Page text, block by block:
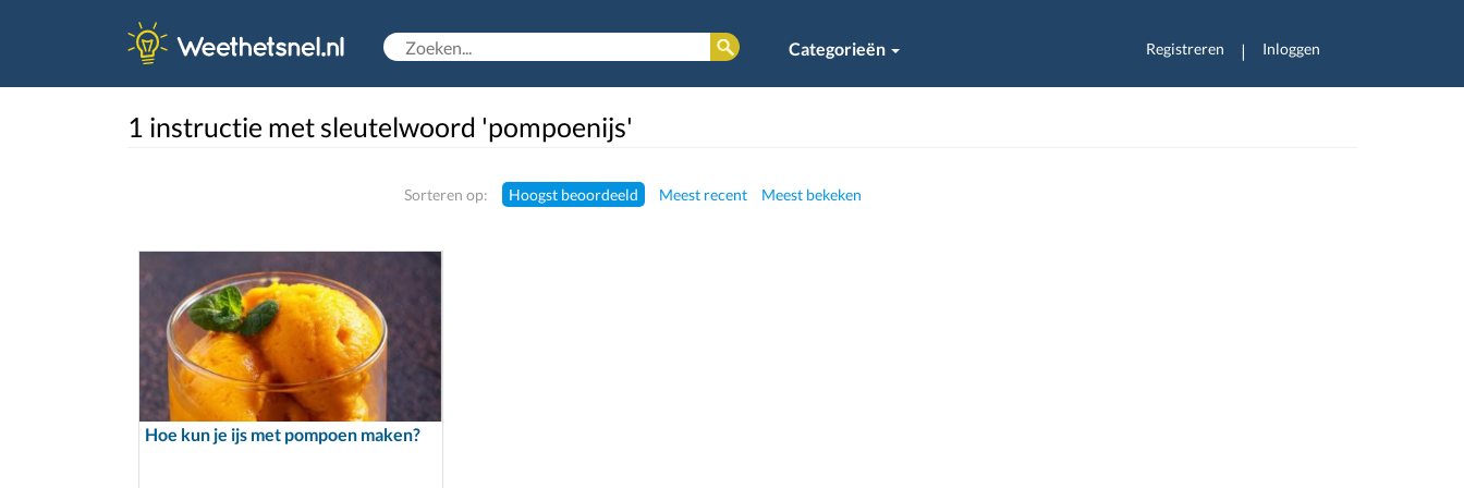
Categorieën Registreren | Inloggen
1 instructie met sleutelwoord 'pompoenijs'
Sorteren op: Hoogst beoordeeld Meest recent Meest bekeken
Hoe kun je ijs met pompoen maken?